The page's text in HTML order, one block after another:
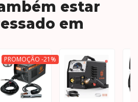
estar
em
PROMOÇÃO -21%